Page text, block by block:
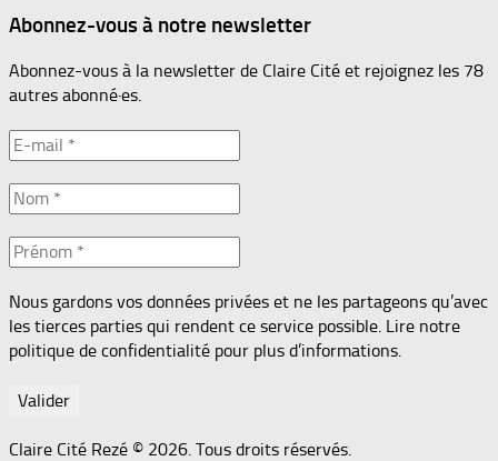
Abonnez-vous à notre newsletter
Abonnez-vous à la newsletter de Claire Cité et rejoignez les 78
autres abonné·es.
Nous gardons vos données privées et ne les partageons qu’avec
les tierces parties qui rendent ce service possible. Lire notre
politique de confidentialité pour plus d’informations.
Claire Cité Rezé © 2026. Tous droits réservés.